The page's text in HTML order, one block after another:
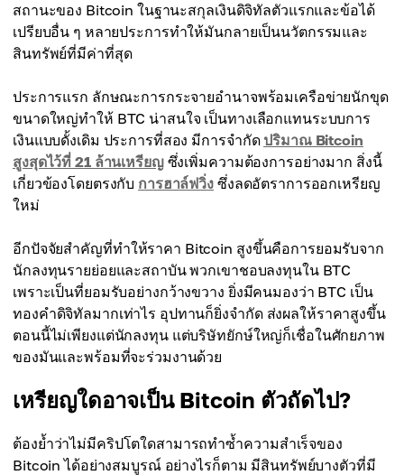
สถานะของ Bitcoin ในฐานะสกุลเงินดิจิทัลตัวแรกและข้อได้
เปรียบอื่น ๆ หลายประการทำให้มันกลายเป็นนวัตกรรมและ
สินทรัพย์ที่มีค่าที่สุด
ประการแรก ลักษณะการกระจายอำนาจพร้อมเครือข่ายนักขุด
ขนาดใหญ่ทำให้ BTC น่าสนใจ เป็นทางเลือกแทนระบบการ
เงินแบบดั้งเดิม ประการที่สอง มีการจำกัด ปริมาณ Bitcoin
สูงสุดไว้ที่ 21 ล้านเหรียญซึ่งเพิ่มความต้องการอย่างมาก สิ่งนี้
เกี่ยวข้องโดยตรงกับ การฮาล์ฟวิ่ง ซึ่งลดอัตราการออกเหรียญ
ใหม่
อีกปัจจัยสำคัญที่ทำให้ราคา Bitcoin สูงขึ้นคือการยอมรับจาก
นักลงทุนรายย่อยและสถาบัน พวกเขาชอบลงทุนใน BTC
เพราะเป็นที่ยอมรับอย่างกว้างขวาง ยิ่งมีคนมองว่า BTC เป็น
ทองคำดิจิทัลมากเท่าไร อุปทานก็ยิ่งจำกัด ส่งผลให้ราคาสูงขึ้น
ตอนนี้ไม่เพียงแต่นักลงทุน แต่บริษัทยักษ์ใหญ่ก็เชื่อในศักยภาพ
ของมันและพร้อมที่จะร่วมงานด้วย
เหรียญใดอาจเป็น Bitcoin ตัวถัดไป?
ต้องย้ำว่าไม่มีคริปโตใดสามารถทำซ้ำความสำเร็จของ
Bitcoin ได้อย่างสมบูรณ์ อย่างไรก็ตาม มีสินทรัพย์บางตัวที่มี